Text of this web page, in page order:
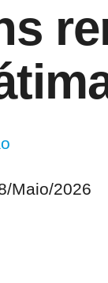
Maio/2026